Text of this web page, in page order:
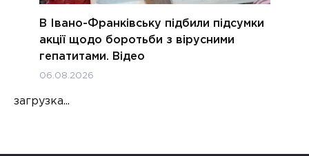
В Івано-Франківську підбили підсумки
акції щодо боротьби з вірусними
гепатитами. Відео
06.08.2026
загрузка...